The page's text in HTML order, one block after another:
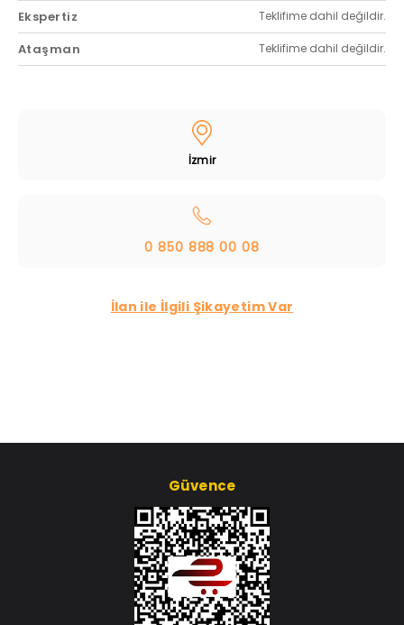
Ekspertiz Teklifime dahil değildir.
Ataşman Teklifime dahil değildir.
İzmir
0 850 888 00 08
İlan ile İlgili Şikayetim Var
Güvence